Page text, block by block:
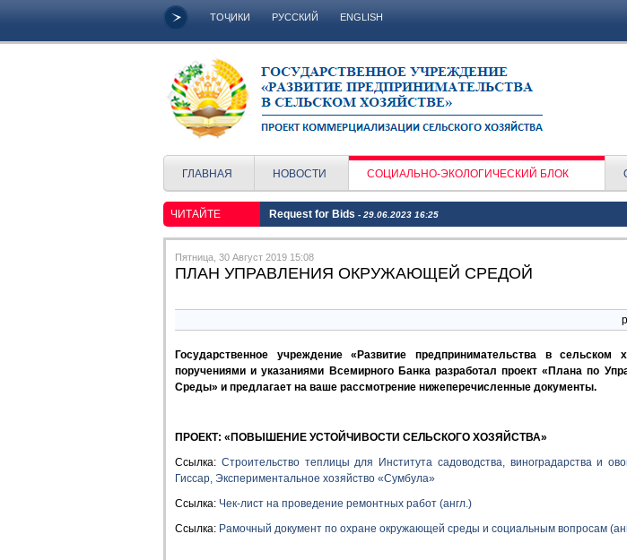
ТОҶИКИ РУССКИЙ ENGLISH
ГЛАВНАЯ НОВОСТИ СОЦИАЛЬНО-ЭКОЛОГИЧЕСКИЙ БЛОК
ЧИТАЙТЕ Request for Bids - 29.06.2023 16:25
Пятница, 30 Август 2019 15:08
ПЛАН УПРАВЛЕНИЯ ОКРУЖАЮЩЕЙ СРЕДОЙ
Государственное учреждение «Развитие предпринимательства в сельском
поручениями и указаниями Всемирного Банка разработал проект «Плана по
Среды» и предлагает на ваше рассмотрение нижеперечисленные документы.
ПРОЕКТ: «ПОВЫШЕНИЕ УСТОЙЧИВОСТИ СЕЛЬСКОГО ХОЗЯЙСТВА»
Ссылка: Строительство теплицы для Института садоводства, виноградарства и
Гиссар, Экспериментальное хозяйство «Сумбула»
Ссылка: Чек-лист на проведение ремонтных работ (англ.)
Ссылка: Рамочный документ по охране окружающей среды и социальным вопросам